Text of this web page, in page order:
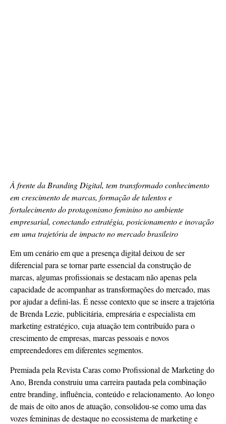
À frente da Branding Digital, tem transformado conhecimento
em crescimento de marcas, formação de talentos e
fortalecimento do protagonismo feminino no ambiente
empresarial, conectando estratégia, posicionamento e inovação
em uma trajetória de impacto no mercado brasileiro
Em um cenário em que a presença digital deixou de ser
diferencial para se tornar parte essencial da construção de
marcas, algumas profissionais se destacam não apenas pela
capacidade de acompanhar as transformações do mercado, mas
por ajudar a defini-las. É nesse contexto que se insere a trajetória
de Brenda Lezie, publicitária, empresária e especialista em
marketing estratégico, cuja atuação tem contribuído para o
crescimento de empresas, marcas pessoais e novos
empreendedores em diferentes segmentos.
Premiada pela Revista Caras como Profissional de Marketing do
Ano, Brenda construiu uma carreira pautada pela combinação
entre branding, influência, conteúdo e relacionamento. Ao longo
de mais de oito anos de atuação, consolidou-se como uma das
vozes femininas de destaque no ecossistema de marketing e